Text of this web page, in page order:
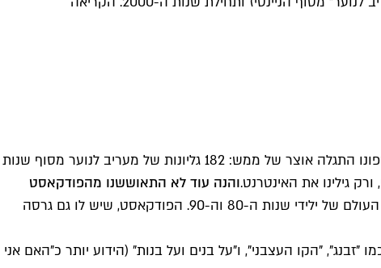
בתחילת השנה, ההורים של שיר קנובלר – יוצרת אנימציה מתל אביב – עברו דירה ופינו את בית ילדותה ברחובות. בין החפצים שפונו התגלה אוצר של ממש: 182 גליונות של מעריב לנוער מסוף שנות
והנה עוד לא התאוששנו מהפודקאסט
, המוקדש לקריאה מחודשת של עיתוני הנוער שעיצבו את תפיסת העולם של ילידי שנות ה-80 וה-90. הפודקאסט, שיש לו גם גרסה
"הקו העצבני", ו"על בנים ועל בנות" (הידוע יותר כ"האם אני